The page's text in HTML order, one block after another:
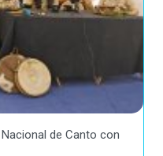
de Canto con